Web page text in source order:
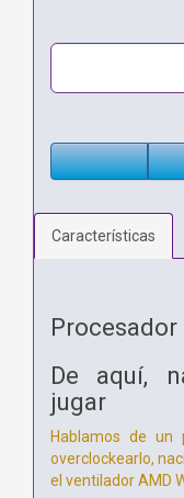
Características
De aquí,
jugar
Hablamos de un
overclockearlo,
el ventilador AMD